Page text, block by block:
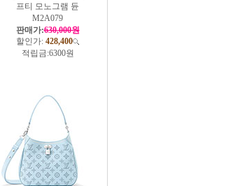
프티 모노그램 듄
M2A079
판매가:630,000원
할인가: 428,400
적립금:6300원